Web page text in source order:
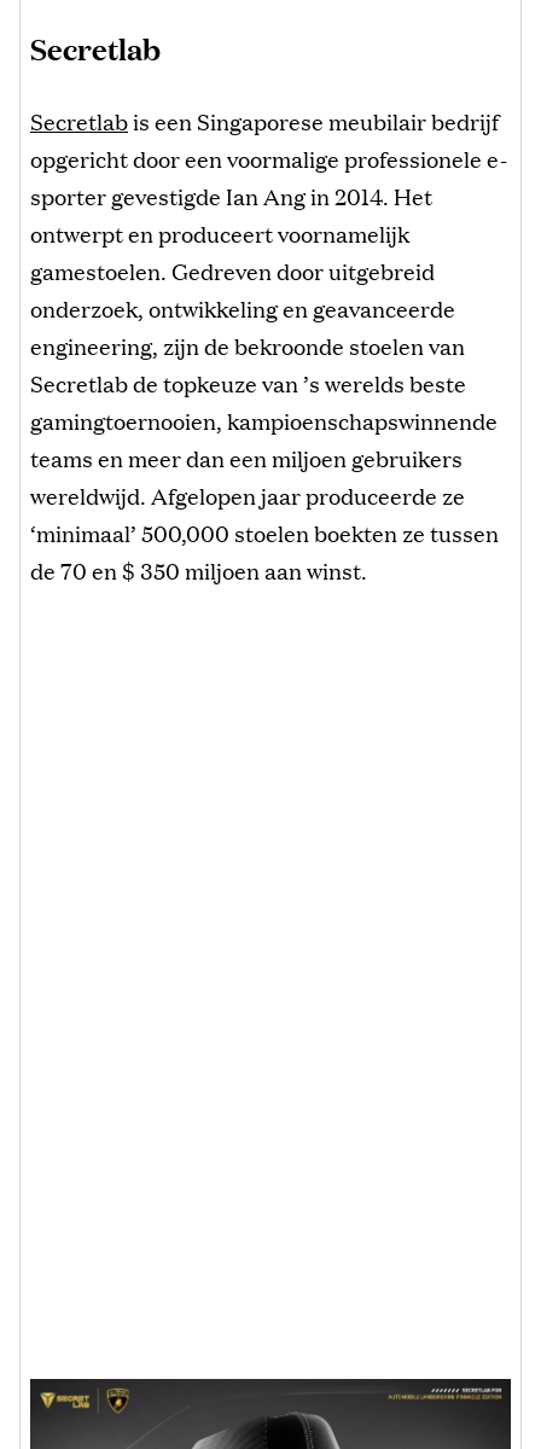
Secretlab
Secretlabis een Singaporese meubilair bedrijf
opgericht door een voormalige professionele e-
sporter gevestigde Ian Ang in 2014. Het
ontwerpt en produceert voornamelijk
gamestoelen. Gedreven door uitgebreid
onderzoek, ontwikkeling en geavanceerde
engineering, zijn de bekroonde stoelen van
Secretlab de topkeuze van ’s werelds beste
gamingtoernooien, kampioenschapswinnende
teams en meer dan een miljoen gebruikers
wereldwijd. Afgelopen jaar produceerde ze
‘minimaal’ 500,000 stoelen boekten ze tussen
de 70 en $ 350 miljoen aan winst.